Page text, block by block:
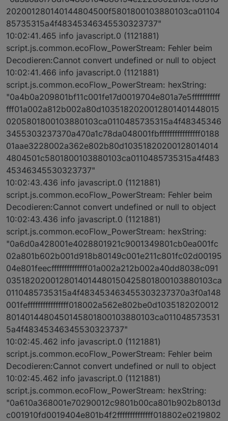
202001280140144804500f5801800103880103ca01104
85735315a4f48345346345530323737"
10:02:41.465 info javascript.0 (1121881)
script.js.common.ecoFlow_PowerStream: Fehler beim
Decodieren:Cannot convert undefined or null to object
10:02:41.466 info javascript.0 (1121881)
script.js.common.ecoFlow_PowerStream: hexString:
"0a4b0a209801bf11c001fe17d0019704e801a7e5fffffffffff
fff01a002a812b002a80d1035182020012801401448015
0205801800103880103ca0110485735315a4f48345346
3455303237370a470a1c78da048001fbffffffffffffffff0188
01aae3228002a362e802b80d10351820200128014014
4804501c5801800103880103ca0110485735315a4f483
45346345530323737"
10:02:43.436 info javascript.0 (1121881)
script.js.common.ecoFlow_PowerStream: Fehler beim
Decodieren:Cannot convert undefined or null to object
10:02:43.436 info javascript.0 (1121881)
script.js.common.ecoFlow_PowerStream: hexString:
"0a6d0a428001e4028801921c9001349801cb0ea001fc
02a801b602b001d918b80149c001e211c801fc02d00195
04e801feecffffffffffffff01a002a212b002a40dd8038c091
0351820200128014014480150425801800103880103ca
0110485735315a4f483453463455303237370a3f0a148
001feffffffffffffffff018002a562e802be0d1035182020012
8014014480450145801800103880103ca011048573531
5a4f48345346345530323737"
10:02:45.462 info javascript.0 (1121881)
script.js.common.ecoFlow_PowerStream: Fehler beim
Decodieren:Cannot convert undefined or null to object
10:02:45.462 info javascript.0 (1121881)
script.js.common.ecoFlow_PowerStream: hexString:
"0a610a368001e70290012c9801b00ca801b902b8013d
c001910fd0019404e801b4f2ffffffffffffff018802e0219802